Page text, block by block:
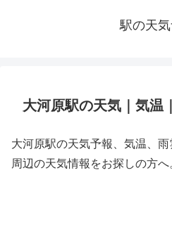
駅の天
大河原駅の天気｜気温
大河原駅の天気予報、気温、
周辺の天気情報をお探しの方へ